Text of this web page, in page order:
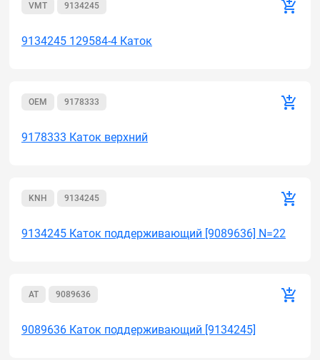
VMT 9134245
9134245 129584-4 Каток
OEM 9178333
9178333 Каток верхний
KNH 9134245
9134245 Каток поддерживающий [9089636] N=22
AT 9089636
9089636 Каток поддерживающий [9134245]